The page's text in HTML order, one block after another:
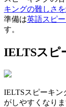
キングの難しさ
準備は英語スピ
す。
IELTSスピ
IELTSスピーキ
がしやすくなり